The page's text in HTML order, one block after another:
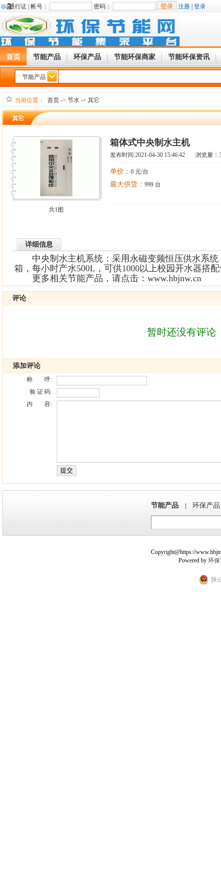
通行证 | 帐号： 密码： 注册 登录
首页 节能产品 环保产品 节能环保商家 节能环保资讯
节能产品
当前位置： 首页 -> 节水 -> 其它
其它
共1图
箱体式中央制水主机
发布时间:2021-04-30 15:46:42 浏览量：
单价： 0 元/台
最大供货： 999 台
详细信息
中央制水主机系统：采用永磁变频恒压供水系统
箱，每小时产水500L，可供1000以上校园开水器搭
更多相关节能产品，请点击：www.hbjnw.cn
评论
暂时还没有评论
添加评论
称 呼:
验 证 码:
内 容:
节能产品 环保产品
Copyright@https://
Powered by 环
陕